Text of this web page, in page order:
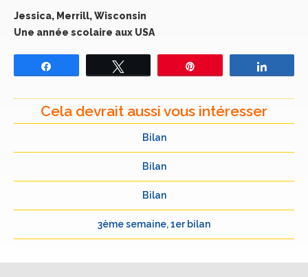
Jessica, Merrill, Wisconsin
Une année scolaire aux USA
Cela devrait aussi vous intéresser
Bilan
Bilan
Bilan
3ème semaine, 1er bilan